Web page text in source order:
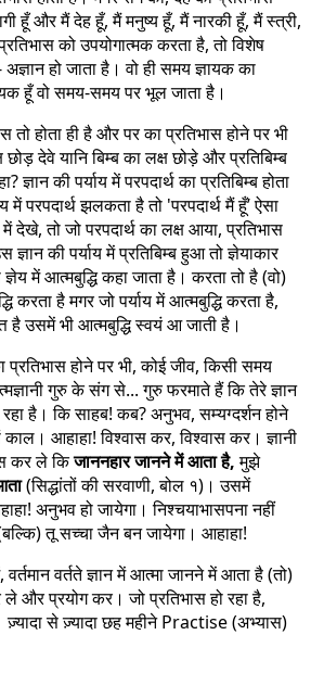
हूँ और मैं देह हूँ, मैं मनुष्य हूँ, मैं नारकी हूँ, मैं स्त्री,
को उपयोगात्मक करता है, तो विशेष
अज्ञान हो जाता है। वो ही समय ज्ञायक का
हूँ वो समय-समय पर भूल जाता है।
तो होता ही है और पर का प्रतिभास होने पर भी
देवे यानि बिम्ब का लक्ष छोड़े और प्रतिबिम्ब
ज्ञान की पर्याय में परपदार्थ का प्रतिबिम्ब होता
में परपदार्थ झलकता है तो 'परपदार्थ मैं हूँ’ ऐसा
तो जो परपदार्थ का लक्ष आया, प्रतिभास
की पर्याय में प्रतिबिम्ब हुआ तो ज्ञेयाकार
ज्ञेय में आत्मबुद्धि कहा जाता है। करता तो है (वो)
करता है मगर जो पर्याय में आत्मबुद्धि करता है,
है उसमें भी आत्मबुद्धि स्वयं आ जाती है।
होने पर भी, कोई जीव, किसी समय
गुरु के संग से... गुरु फरमाते हैं कि तेरे ज्ञान
है। कि साहब! कब? अनुभव, सम्यग्दर्शन होने
आहाहा! विश्वास कर, विश्वास कर। ज्ञानी
कर ले किजाननहार जानने में आता है,मुझे
(सिद्धांतों की सरवाणी, बोल १)। उसमें
अनुभव हो जायेगा। निश्चयाभासपना नहीं
तू सच्चा जैन बन जायेगा। आहाहा!
वर्तते ज्ञान में आत्मा जानने में आता है (तो)
और प्रयोग कर। जो प्रतिभास हो रहा है,
से ज़्यादा छह महीने Practise (अभ्यास)